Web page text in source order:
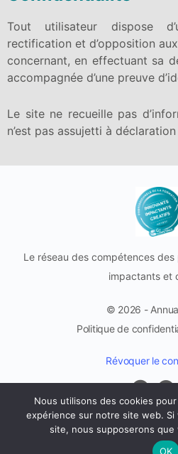
Tout utilisateur dispose
rectification et d’opposition
concernant, en effectuant sa
accompagnée d’une preuve
Le site ne recueille pas
n’est pas assujetti à
Le réseau des compétences
impactants et
© 2026 -
Politique de
Révoquer le
Nous utilisons des cookies
expérience sur notre site web.
site, nous supposerons
OK